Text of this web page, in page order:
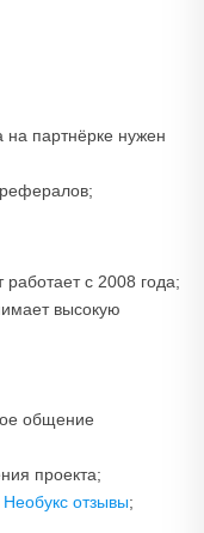
на партнёрке нужен
с 2008 года;
высокую
общение
проекта;
Необукс отзывы;